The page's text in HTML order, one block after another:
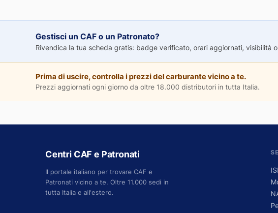
Gestisci un CAF o un Patronato?
Rivendica la tua scheda gratis: badge verificato, orari aggiornati, visibilità
Prima di uscire, controlla i prezzi del carburante vicino a te.
Prezzi aggiornati ogni giorno da oltre 18.000 distributori in tutta Italia.
Centri CAF e Patronati
Il portale italiano per trovare CAF e
Patronati vicino a te. Oltre 11.000 sedi in
tutta Italia e all'estero.